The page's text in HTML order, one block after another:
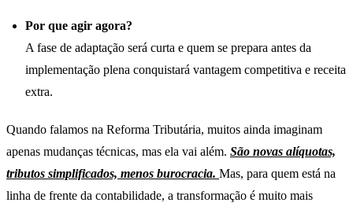
Por que agir agora?
A fase de adaptação será curta e quem se prepara antes da
implementação plena conquistará vantagem competitiva e receita
extra.
Quando falamos na Reforma Tributária, muitos ainda imaginam
apenas mudanças técnicas, mas ela vai além. São novas alíquotas,
tributos simplificados, menos burocracia. Mas, para quem está na
linha de frente da contabilidade, a transformação é muito mais